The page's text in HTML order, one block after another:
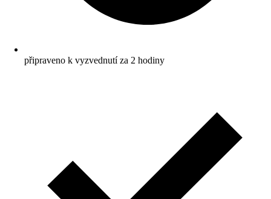
připraveno k vyzvednutí za 2 hodiny